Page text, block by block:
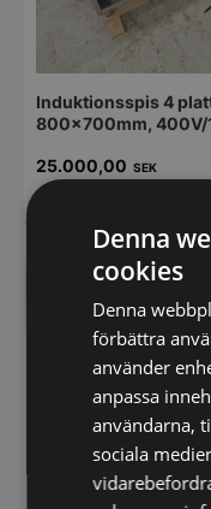
Induktionsspis 4
800x700mm, 400V/
25.000,00 SEK
Vi prisjämför
Liknande
Denna
cookies
Denna
förbättra
använder
anpassa
användarna,
sociala